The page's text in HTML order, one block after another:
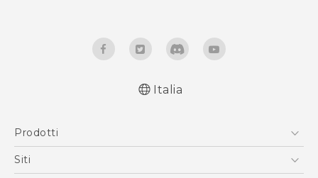
normativa
Italia
Prodotti
Smartphone
Siti